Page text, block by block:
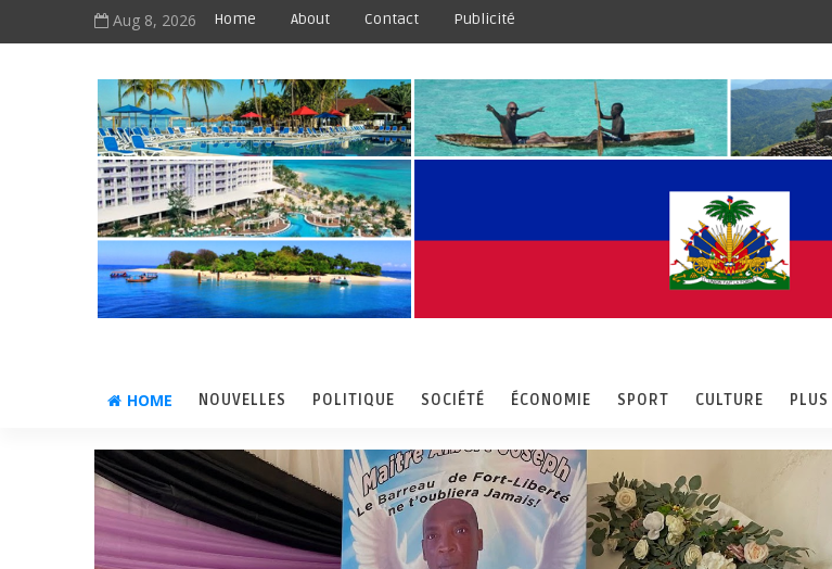
Aug 8, 2026 Home About Contact Publicité
HOME NOUVELLES POLITIQUE SOCIÉTÉ ÉCONOMIE SPORT CULTURE PLUS